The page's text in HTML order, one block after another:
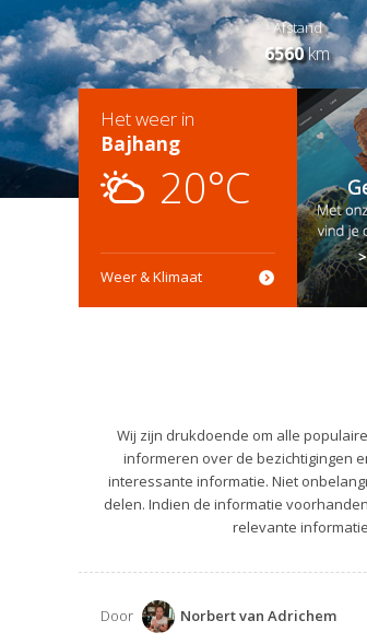
Afstand
6560km
Het weer in
Bajhang
20°C
Weer & Klimaat
Wij zijn drukdoende om alle
informeren over de bezichtigingen
interessante informatie. Niet
delen. Indien de informatie
relevante
Door Norbert van Adrichem